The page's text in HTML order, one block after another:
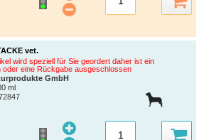
vet.
wird speziell für Sie geordert daher ist ein
oder eine Rückgabe ausgeschlossen
GmbH
ml